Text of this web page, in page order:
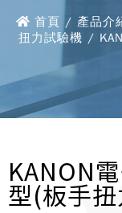
首頁 / 產品介
扭力試驗機 /
KANON
型(板手